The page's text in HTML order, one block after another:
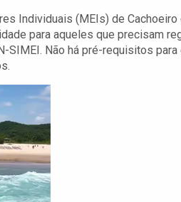
Individuais (MEIs) de
para aqueles que precisam
SIMEI. Não há pré-requisitos